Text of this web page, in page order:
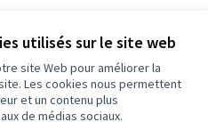
utilisés sur le site web
site Web pour améliorer la
Les cookies nous permettent
et un contenu plus
de médias sociaux.
numérique